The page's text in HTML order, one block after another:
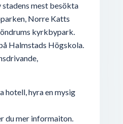
mest besökta
Norre Katts
kyrkbypark.
Halmstads Högskola.
hotell, hyra en mysig
du mer informaiton.